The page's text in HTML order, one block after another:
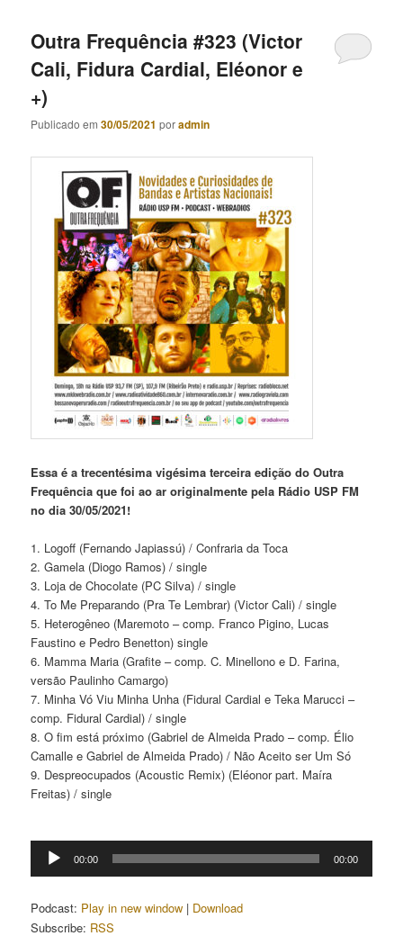
Outra Frequência #323 (Victor
Cali, Fidura Cardial, Eléonor e
+)
Publicado em30/05/2021 poradmin
Essa é a trecentésima vigésima terceira edição do Outra
Frequência que foi ao ar originalmente pela Rádio USP FM
no dia 30/05/2021!
1. Logoff (Fernando Japiassú) / Confraria da Toca
2. Gamela (Diogo Ramos) / single
3. Loja de Chocolate (PC Silva) / single
4. To Me Preparando (Pra Te Lembrar) (Victor Cali) / single
5. Heterogêneo (Maremoto – comp. Franco Pigino, Lucas
Faustino e Pedro Benetton) single
6. Mamma Maria (Grafite – comp. C. Minellono e D. Farina,
versão Paulinho Camargo)
7. Minha Vó Viu Minha Unha (Fidural Cardial e Teka Marucci –
comp. Fidural Cardial) / single
8. O fim está próximo (Gabriel de Almeida Prado – comp. Élio
Camalle e Gabriel de Almeida Prado) / Não Aceito ser Um Só
9. Despreocupados (Acoustic Remix) (Eléonor part. Maíra
Freitas) / single
Tocador
00:00 00:00
Podcast: Play in new window | Download
Subscribe: RSS